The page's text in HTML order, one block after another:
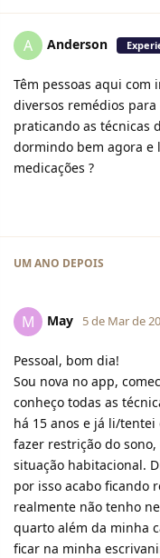
A Anderson
Têm pessoas aqui com
diversos remédios
praticando as técnicas
dormindo bem agora e
medicações ?
UM ANO DEPOIS
M May 5 de Mar de
Pessoal, bom dia!
Sou nova no app,
conheço todas as
há 15 anos e já li/
fazer restrição do
situação habitacional.
por isso acabo ficando
realmente não tenho
quarto além da minha
ficar na minha